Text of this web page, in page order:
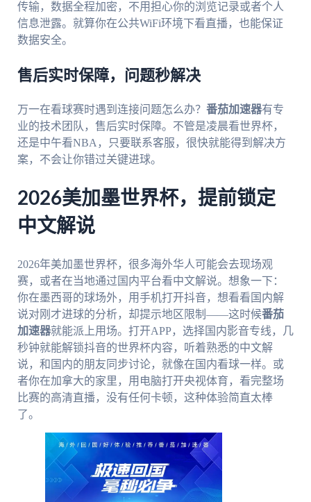
传输，数据全程加密，不用担心你的浏览记录或者个人
信息泄露。就算你在公共WiFi环境下看直播，也能保证
数据安全。
售后实时保障，问题秒解决
万一在看球赛时遇到连接问题怎么办？ 番茄加速器有专
业的技术团队，售后实时保障。不管是凌晨看世界杯，
还是中午看NBA，只要联系客服，很快就能得到解决方
案，不会让你错过关键进球。
2026美加墨世界杯，提前锁定
中文解说
2026年美加墨世界杯，很多海外华人可能会去现场观
赛，或者在当地通过国内平台看中文解说。想象一下：
你在墨西哥的球场外，用手机打开抖音，想看看国内解
说对刚才进球的分析，却提示地区限制——这时候番茄
加速器就能派上用场。打开APP，选择国内影音专线，几
秒钟就能解锁抖音的世界杯内容，听着熟悉的中文解
说，和国内的朋友同步讨论，就像在国内看球一样。或
者你在加拿大的家里，用电脑打开央视体育，看完整场
比赛的高清直播，没有任何卡顿，这种体验简直太棒
了。